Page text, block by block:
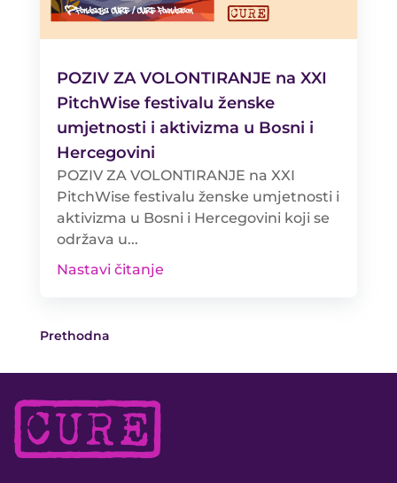
POZIV ZA VOLONTIRANJE na XXI
PitchWise festivalu ženske
umjetnosti i aktivizma u Bosni i
Hercegovini
POZIV ZA VOLONTIRANJE na XXI
PitchWise festivalu ženske umjetnosti i
aktivizma u Bosni i Hercegovini koji se
održava u...
Nastavi čitanje
Prethodna